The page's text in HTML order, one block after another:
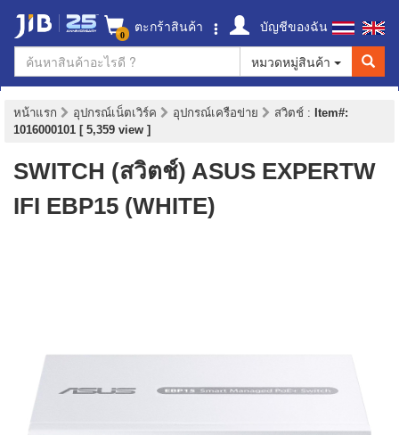
0 ตะกร้าสินค้า
บัญชีของฉัน
หมวดหมู่สินค้า
หน้าแรก อุปกรณ์เน็ตเวิร์ค อุปกรณ์เครือข่าย สวิตช์ : Item#:
1016000101 [ 5,359 view ]
SWITCH (สวิตช์) ASUS EXPERTW
IFI EBP15 (WHITE)